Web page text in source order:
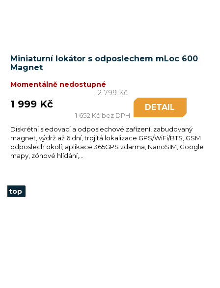
Miniaturní lokátor s odposlechem mLoc 600
Magnet
Momentálně nedostupné
1 652 Kč bez DPH
1 999 Kč
2 799 Kč
DETAIL
Diskrétní sledovací a odposlechové zařízení, zabudovaný
magnet, výdrž až 6 dní, trojitá lokalizace GPS/WiFi/BTS, GSM
odposlech okolí, aplikace 365GPS zdarma, NanoSIM, Google
mapy, zónové hlídání,...
top